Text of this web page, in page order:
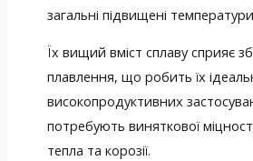
загальні підвищені
Їх вищий вміст сплаву сприяє
плавлення, що робить їх
високопродуктивних
потребують виняткової
тепла та корозії.